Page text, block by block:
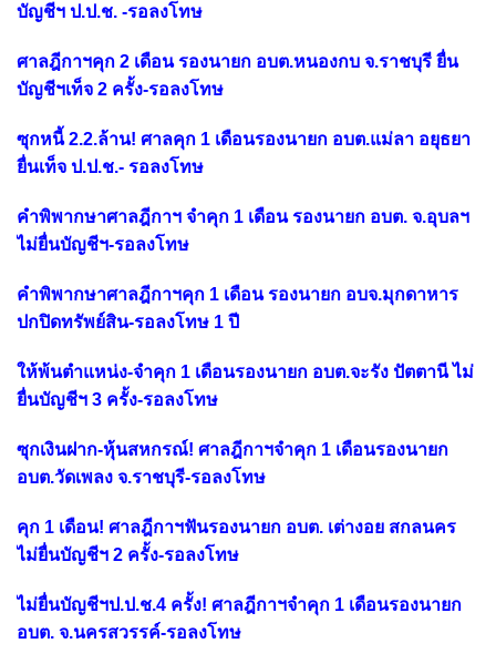
บัญชีฯ ป.ป.ช. -รอลงโทษ
ศาลฎีกาฯคุก 2 เดือน รองนายก อบต.หนองกบ จ.ราชบุรี ยื่น
บัญชีฯเท็จ 2 ครั้ง-รอลงโทษ
ซุกหนี้ 2.2.ล้าน! ศาลคุก 1 เดือนรองนายก อบต.แม่ลา อยุธยา
ยื่นเท็จ ป.ป.ช.- รอลงโทษ
คำพิพากษาศาลฎีกาฯ จำคุก 1 เดือน รองนายก อบต. จ.อุบลฯ
ไม่ยื่นบัญชีฯ-รอลงโทษ
คำพิพากษาศาลฎีกาฯคุก 1 เดือน รองนายก อบจ.มุกดาหาร
ปกปิดทรัพย์สิน-รอลงโทษ 1 ปี
ให้พ้นตำแหน่ง-จำคุก 1 เดือนรองนายก อบต.จะรัง ปัตตานี ไม่
ยื่นบัญชีฯ 3 ครั้ง-รอลงโทษ
ซุกเงินฝาก-หุ้นสหกรณ์! ศาลฎีกาฯจำคุก 1 เดือนรองนายก
อบต.วัดเพลง จ.ราชบุรี-รอลงโทษ
คุก 1 เดือน! ศาลฎีกาฯฟันรองนายก อบต. เต่างอย สกลนคร
ไม่ยื่นบัญชีฯ 2 ครั้ง-รอลงโทษ
ไม่ยื่นบัญชีฯป.ป.ช.4 ครั้ง! ศาลฎีกาฯจำคุก 1 เดือนรองนายก
อบต. จ.นครสวรรค์-รอลงโทษ